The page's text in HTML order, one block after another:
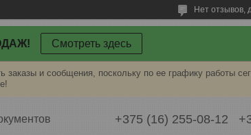
Нет отзывов,
Смотреть здесь
заказы и сообщения, поскольку по ее графику работы
+375 (16) 255-08-12